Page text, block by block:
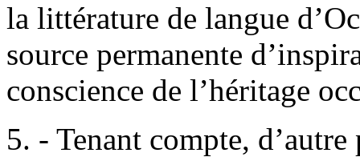
la littérature de langue
source permanente
conscience de l’héritage
5. - Tenant compte,